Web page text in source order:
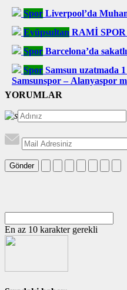
Spor Liverpool’da
Eyüpsultan RAMİ
Spor Barcelona’da
Spor Samsun uzatmada
Samsunspor – Alanyaspor
YORUMLAR
Gönder
En az 10 karakter gerekli